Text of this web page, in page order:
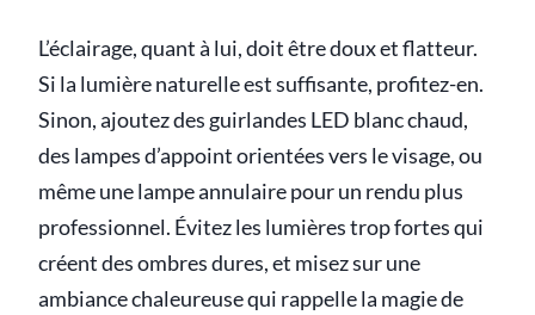
L’éclairage, quant à lui, doit être doux et flatteur.
Si la lumière naturelle est suffisante, profitez-en.
Sinon, ajoutez des guirlandes LED blanc chaud,
des lampes d’appoint orientées vers le visage, ou
même une lampe annulaire pour un rendu plus
professionnel. Évitez les lumières trop fortes qui
créent des ombres dures, et misez sur une
ambiance chaleureuse qui rappelle la magie de